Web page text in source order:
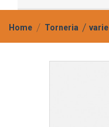
Home Torneria varie